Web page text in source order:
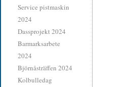
Service pistmaskin
2024
Dassprojekt 2024
Barmarksarbete
2024
Björnåsträffen 2024
Kolbulledag